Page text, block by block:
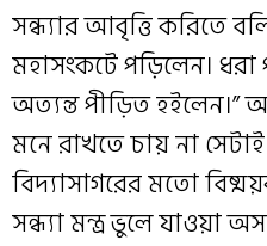
সন্ধ্যার আবৃত্তি করিতে
মহাসংকটে পড়িলেন।
অত্যন্ত পীড়িত হইলেন।”
মনে রাখতে চায় না
বিদ্যাসাগরের মতো
সন্ধ্যা মন্ত্র ভুলে যাওয়া